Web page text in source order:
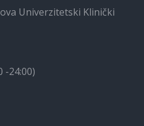
Univerzitetski Klinički
-24:00)